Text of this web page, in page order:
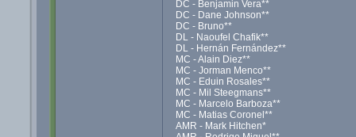
DC - Benjamin Vera**
DC - Dane Johnson**
DC - Bruno**
DL - Naoufel Chafik**
DL - Hernán Fernández**
MC - Alain Diez**
MC - Jorman Menco**
MC - Eduin Rosales**
MC - Mil Steegmans**
MC - Marcelo Barboza**
MC - Matias Coronel**
AMR - Mark Hitchen*